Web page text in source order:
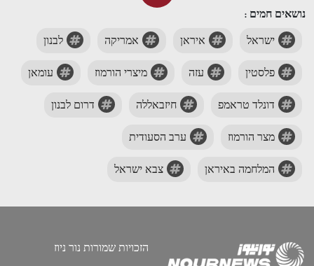
נושאים חמים :
ישראל איראן אמריקה לבנון
פלסטין עזה מיצרי הורמוז עומאן
דונלד טראמפ חיזבאללה דרום לבנון
מצר הורמוז ערב הסעודית
המלחמה באיראן צבא ישראל
הזכויות שמורות נור ניוז